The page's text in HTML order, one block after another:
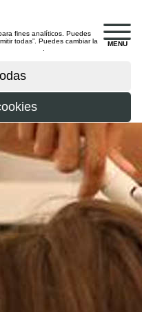
MENU
fines analíticos. Puedes
todas”. Puedes cambiar la